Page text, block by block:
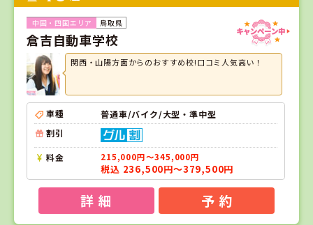
鳥取県
倉吉自動車学校
関西・山陽方面からのおすすめ校!口コミ人気高い！
車種
普通車/バイク/大型・準中型
割引
料金 215,000円～345,000円
税込 236,500円～379,500円
詳 細 予 約